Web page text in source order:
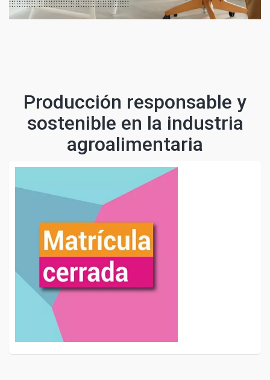
Producción responsable y
sostenible en la industria
agroalimentaria